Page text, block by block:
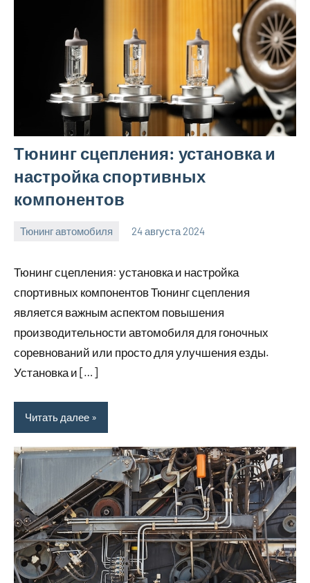
Тюнинг сцепления: установка и
настройка спортивных
компонентов
Тюнинг автомобиля 24 августа 2024
Тюнинг сцепления: установка и настройка
спортивных компонентов Тюнинг сцепления
является важным аспектом повышения
производительности автомобиля для гоночных
соревнований или просто для улучшения езды.
Установка и […]
Читать далее